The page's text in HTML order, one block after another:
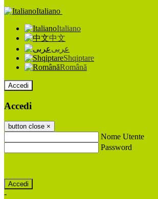
Italiano
Italiano
中文
عربى
Shqiptare
Română
Accedi
Accedi
button close ×
Nome Utente
Password
-